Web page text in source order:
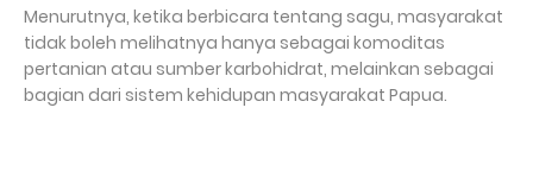
Menurutnya, ketika berbicara tentang sagu, masyarakat
tidak boleh melihatnya hanya sebagai komoditas
pertanian atau sumber karbohidrat, melainkan sebagai
bagian dari sistem kehidupan masyarakat Papua.